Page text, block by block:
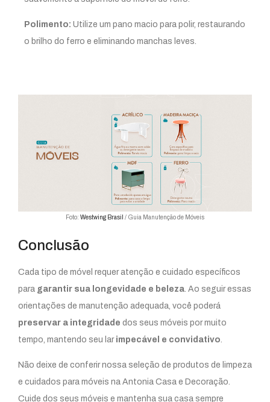
Polimento: Utilize um pano macio para polir, restaurando
o brilho do ferro e eliminando manchas leves.
Foto: Westwing Brasil / Guia Manutenção de Móveis
Conclusão
Cada tipo de móvel requer atenção e cuidado específicos
para garantir sua longevidade e beleza . Ao seguir essas
orientações de manutenção adequada, você poderá
preservar a integridade dos seus móveis por muito
tempo, mantendo seu larimpecável e convidativo
Não deixe de conferir nossa seleção de produtos de limpeza
e cuidados para móveis na Antonia Casa e Decoração.
Cuide dos seus móveis e mantenha sua casa sempre